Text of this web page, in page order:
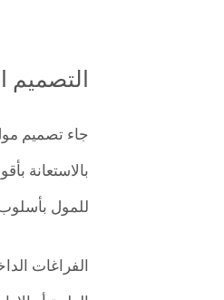
جاء تصميم
بالاستعانة
للمول
الفراغات